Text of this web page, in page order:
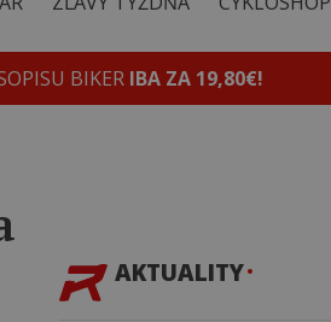
BIKER IBA ZA 19,80€!
AKTUALITY